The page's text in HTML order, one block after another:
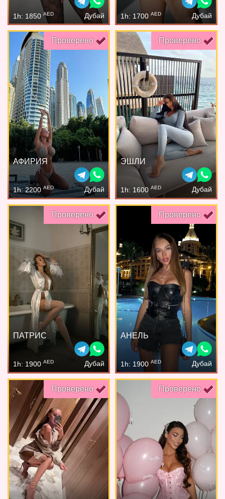
1h: 1850 AED Дубай 1h: 1700 AED Дубай
Проверено
АФИРИЯ
1h: 2200 AED Дубай
Проверено
ЭШЛИ
1h: 1600 AED Дубай
Проверено
ПАТРИС
1h: 1900 AED Дубай
Проверено
АНЕЛЬ
1h: 1900 AED Дубай
Проверено Проверено